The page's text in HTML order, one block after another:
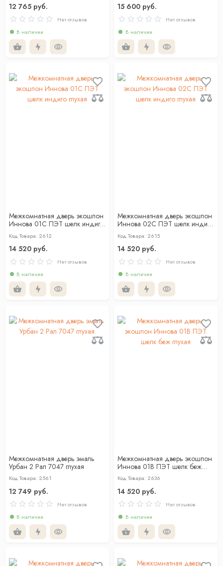
12 765 руб.
Нет отзывов
В наличии
15 600 руб.
Нет отзывов
В наличии
Межкомнатная дверь экошпон
Иннова 01С ПЭТ шелк индиго
глухая
Код Товара: 2612
14 520 руб.
Нет отзывов
В наличии
Межкомнатная дверь экошпон
Иннова 02С ПЭТ шелк индиго
глухая
Код Товара: 2615
14 520 руб.
Нет отзывов
В наличии
Межкомнатная дверь эмаль
Урбан 2 Рал 7047 глухая
Код Товара: 2561
12 749 руб.
Нет отзывов
В наличии
Межкомнатная дверь экошпон
Иннова 01В ПЭТ шелк беж
глухая
Код Товара: 2636
14 520 руб.
Нет отзывов
В наличии